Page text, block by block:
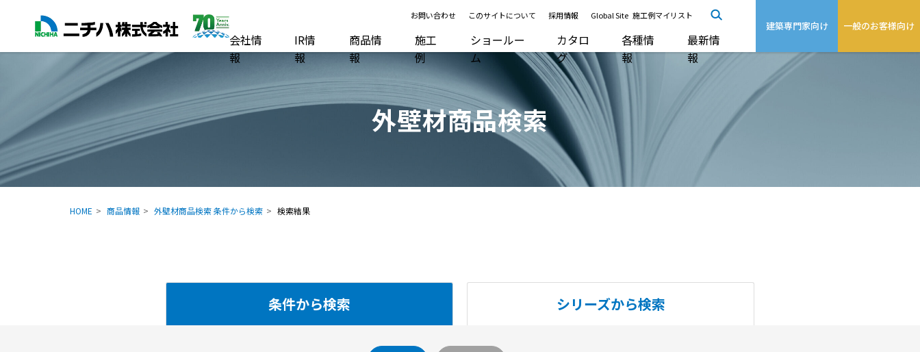
お問い合わせ このサイトについて 採用情報 Global Site 施工例マイリスト
会社情
報
IR情
報
商品情
報
施工
例
ショールー
ム
カタロ
グ
各種情
報
最新情
報
建築専門家向け 一般のお客様向け
外壁材商品検索
HOME 商品情報 外壁材商品検索 条件から検索 検索結果
条件から検索 シリーズから検索